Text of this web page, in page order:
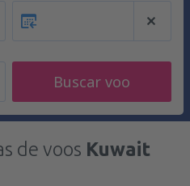
Buscar voo
de voos Kuwait